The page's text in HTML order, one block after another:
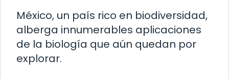
México, un país rico en biodiversidad,
alberga innumerables aplicaciones
de la biología que aún quedan por
explorar.